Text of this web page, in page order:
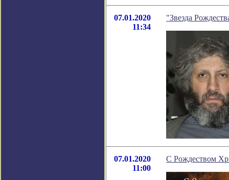
07.01.2020
11:34
"Звезда
07.01.2020
11:00
С Рождеством